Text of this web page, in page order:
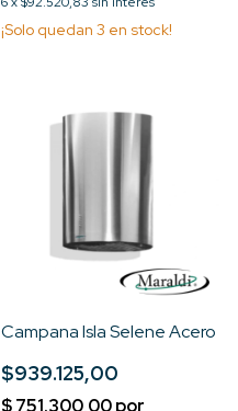
¡Solo quedan 3 en stock!
Campana Isla Selene Acero
$939.125,00